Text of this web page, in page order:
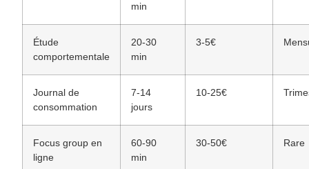
min
Étude
comportementale
20-30
min
3-5€
Journal de
consommation
7-14
jours
10-25€
Focus group en
ligne
60-90
min
30-50€ Rare